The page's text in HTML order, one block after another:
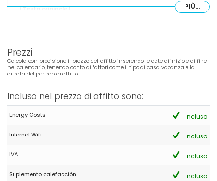
(Testo originale)
Ciò che offre la villa è come appare nella promozione della
proprietà.
- 9,8
Famiglie con figli più grandi - Agosto 2023 - Francia :
(Testo originale)
(Tradotto da Google)
Perfetto
Risposta dell'amministratore:
Merci Monsieur Rahmani, Nous
PIÙ...
Prezzi
Calcola con precisione il prezzo dell'affitto inserendo le date di inizio e di fine
nel calendario, tenendo conto di fattori come il tipo di casa vacanza e la
durata del periodo di affitto.
Incluso nel prezzo di affitto sono:
Energy Costs Incluso
Internet Wifi Incluso
IVA Incluso
Suplemento calefacción Incluso